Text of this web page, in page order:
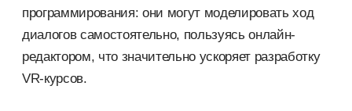
программирования: они могут моделировать ход
диалогов самостоятельно, пользуясь онлайн-
редактором, что значительно ускоряет разработку
VR-курсов.